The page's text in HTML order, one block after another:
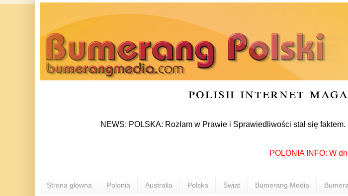
polish internet
NEWS: POLSKA: Rozłam w Prawie i Sprawiedliwości stał się faktem.
POLONIA INFO: W
Strona główna Polonia Australia Polska Świat Bumerang Media